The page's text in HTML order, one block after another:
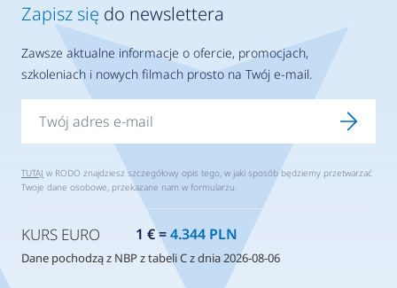
Zapisz się do newslettera
Zawsze aktualne informacje o ofercie, promocjach,
szkoleniach i nowych filmach prosto na Twój e-mail.
TUTAJ w RODO znajdziesz szczegółowy opis tego, w jaki sposób będziemy przetwarzać
Twoje dane osobowe, przekazane nam w formularzu.
KURS EURO 1 € =4.344 PLN
Dane pochodzą z NBP z tabeli C z dnia 2026-08-06